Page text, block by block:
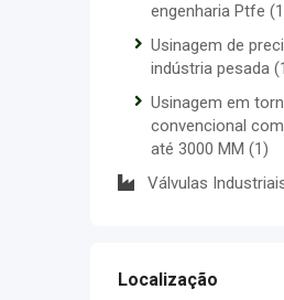
engenharia Ptfe
Usinagem de
indústria pesada
Usinagem em
convencional
até 3000 MM (1)
Válvulas
Localização